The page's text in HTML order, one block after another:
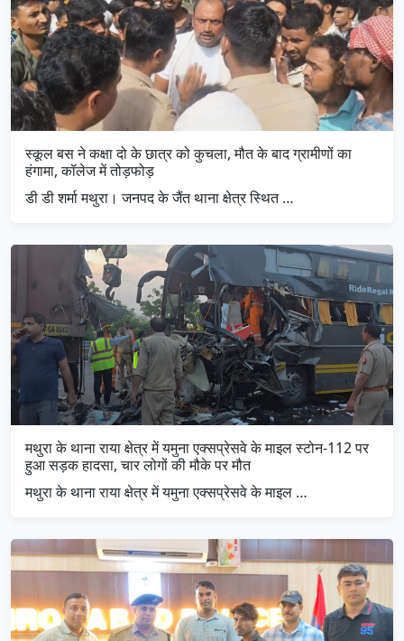
स्कूल बस ने कक्षा दो के छात्र को कुचला, मौत के बाद ग्रामीणों का
हंगामा, कॉलेज में तोड़फोड़
डी डी शर्मा मथुरा। जनपद के जैंत थाना क्षेत्र स्थित …
मथुरा के थाना राया क्षेत्र में यमुना एक्सप्रेसवे के माइल स्टोन-112 पर
हुआ सड़क हादसा, चार लोगों की मौके पर मौत
मथुरा के थाना राया क्षेत्र में यमुना एक्सप्रेसवे के माइल …